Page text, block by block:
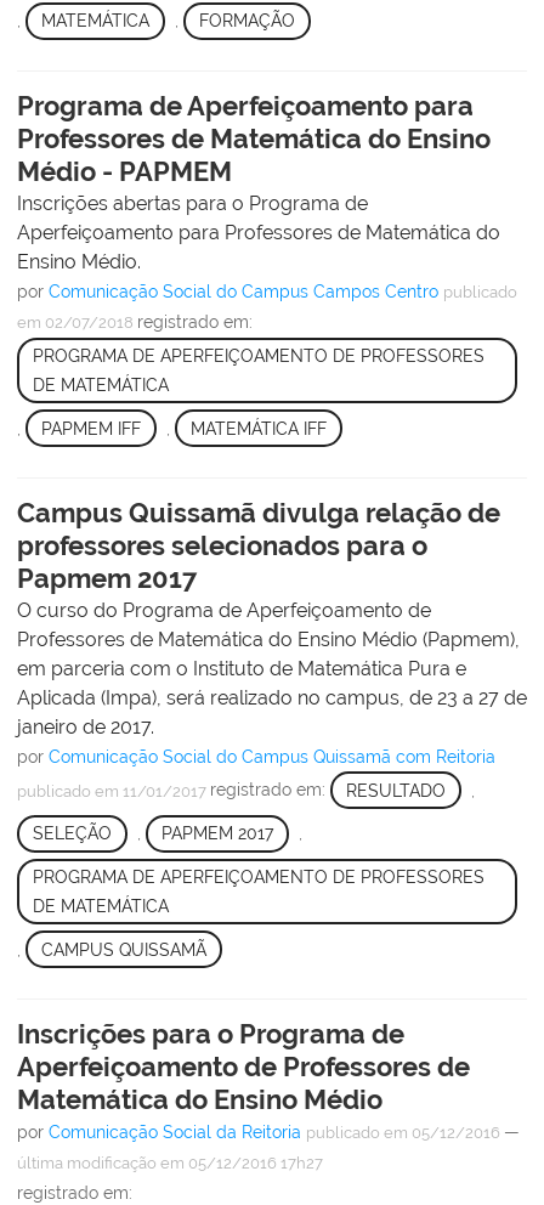
, MATEMÁTICA , FORMAÇÃO
Programa de Aperfeiçoamento para
Professores de Matemática do Ensino
Médio - PAPMEM
Inscrições abertas para o Programa de
Aperfeiçoamento para Professores de Matemática do
Ensino Médio.
por Comunicação Social do Campus Campos Centro publicado
em 02/07/2018 registrado em:
PROGRAMA DE APERFEIÇOAMENTO DE PROFESSORES
DE MATEMÁTICA
PAPMEM IFF MATEMÁTICA IFF
Campus Quissamã divulga relação de
professores selecionados para o
Papmem 2017
O curso do Programa de Aperfeiçoamento de
Professores de Matemática do Ensino Médio (Papmem),
em parceria com o Instituto de Matemática Pura e
Aplicada (Impa), será realizado no campus, de 23 a 27 de
janeiro de 2017.
por Comunicação Social do Campus Quissamã com Reitoria
publicado em 11/01/2017 registrado em: RESULTADO
SELEÇÃO , PAPMEM 2017 ,
PROGRAMA DE APERFEIÇOAMENTO DE PROFESSORES
DE MATEMÁTICA
CAMPUS QUISSAMÃ
Inscrições para o Programa de
Aperfeiçoamento de Professores de
Matemática do Ensino Médio
por Comunicação Social da Reitoria publicado em 05/12/2016 —
última modificação em 05/12/2016 17h27
registrado em: